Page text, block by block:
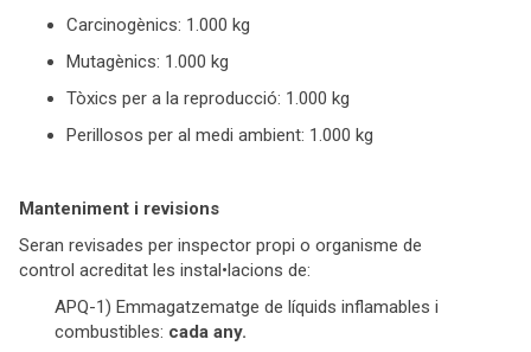
Carcinogènics: 1.000 kg
Mutagènics: 1.000 kg
Tòxics per a la reproducció: 1.000 kg
Perillosos per al medi ambient: 1.000 kg
Manteniment i revisions
Seran revisades per inspector propi o organisme de
control acreditat les instal•lacions de:
APQ-1) Emmagatzematge de líquids inflamables i
combustibles: cada any.